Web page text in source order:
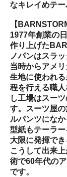
なキレイめテー
【
1977年創業の
作り上げた
ノパンはスラッ
当時からアメ
生地に使われ
程を行える職
し工場はスー
す。スーツ屋
ルパンツになか
型紙もテーラ
大限に発揮でき
こうして出来
術で60年代の
です。